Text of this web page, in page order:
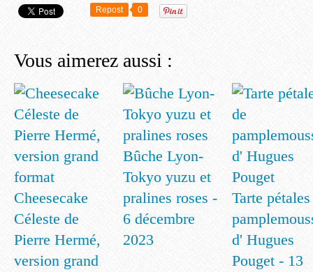
Repost 0
Vous aimerez aussi :
Cheesecake
Céleste de
Pierre Hermé,
version grand
Bûche Lyon-
Tokyo yuzu et
pralines roses -
6 décembre
2023
Tarte
d' Hugues
Pouget - 13